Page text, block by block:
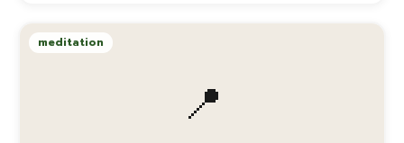
📍
meditation